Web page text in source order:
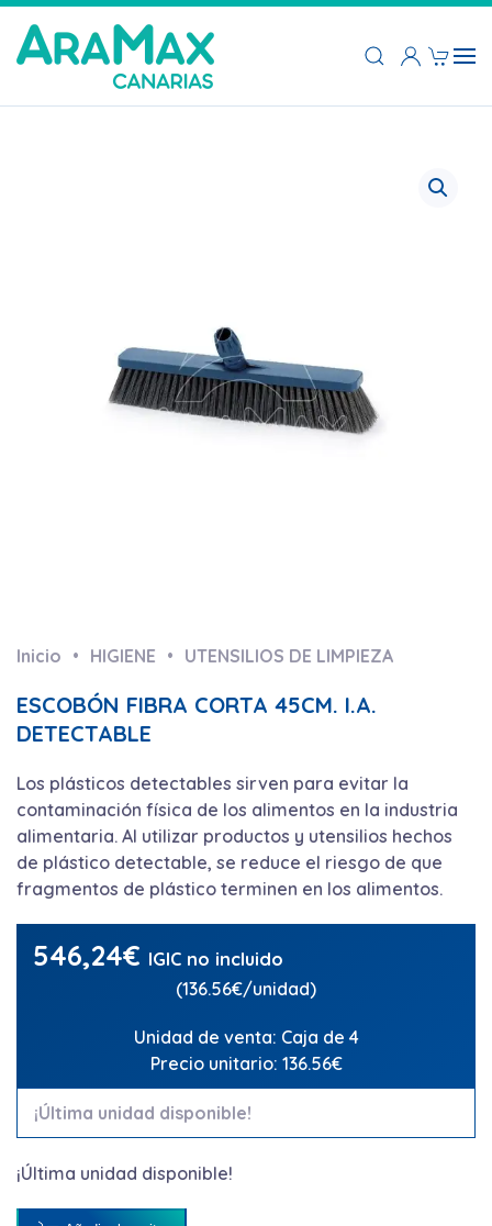
Inicio HIGIENE UTENSILIOS DE LIMPIEZA
ESCOBÓN FIBRA CORTA 45CM. I.A.
DETECTABLE
Los plásticos detectables sirven para evitar la
contaminación física de los alimentos en la industria
alimentaria. Al utilizar productos y utensilios hechos
de plástico detectable, se reduce el riesgo de que
fragmentos de plástico terminen en los alimentos.
546,24€ IGIC no incluido
(136.56€/unidad)
Unidad de venta: Caja de 4
Precio unitario: 136.56€
¡Última unidad disponible!
¡Última unidad disponible!